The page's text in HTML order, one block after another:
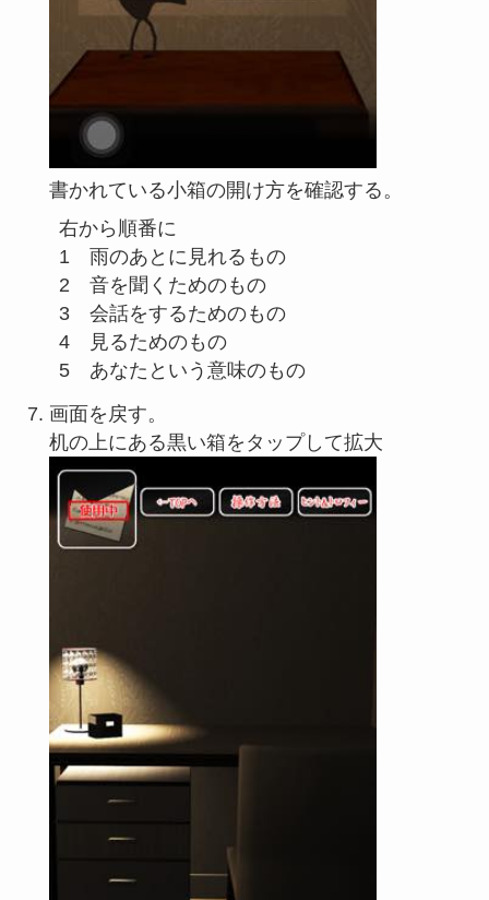
書かれている小箱の開け方を確認する。
右から順番に
1　雨のあとに見れるもの
2　音を聞くためのもの
3　会話をするためのもの
4　見るためのもの
5　あなたという意味のもの
画面を戻す。
机の上にある黒い箱をタップして拡大